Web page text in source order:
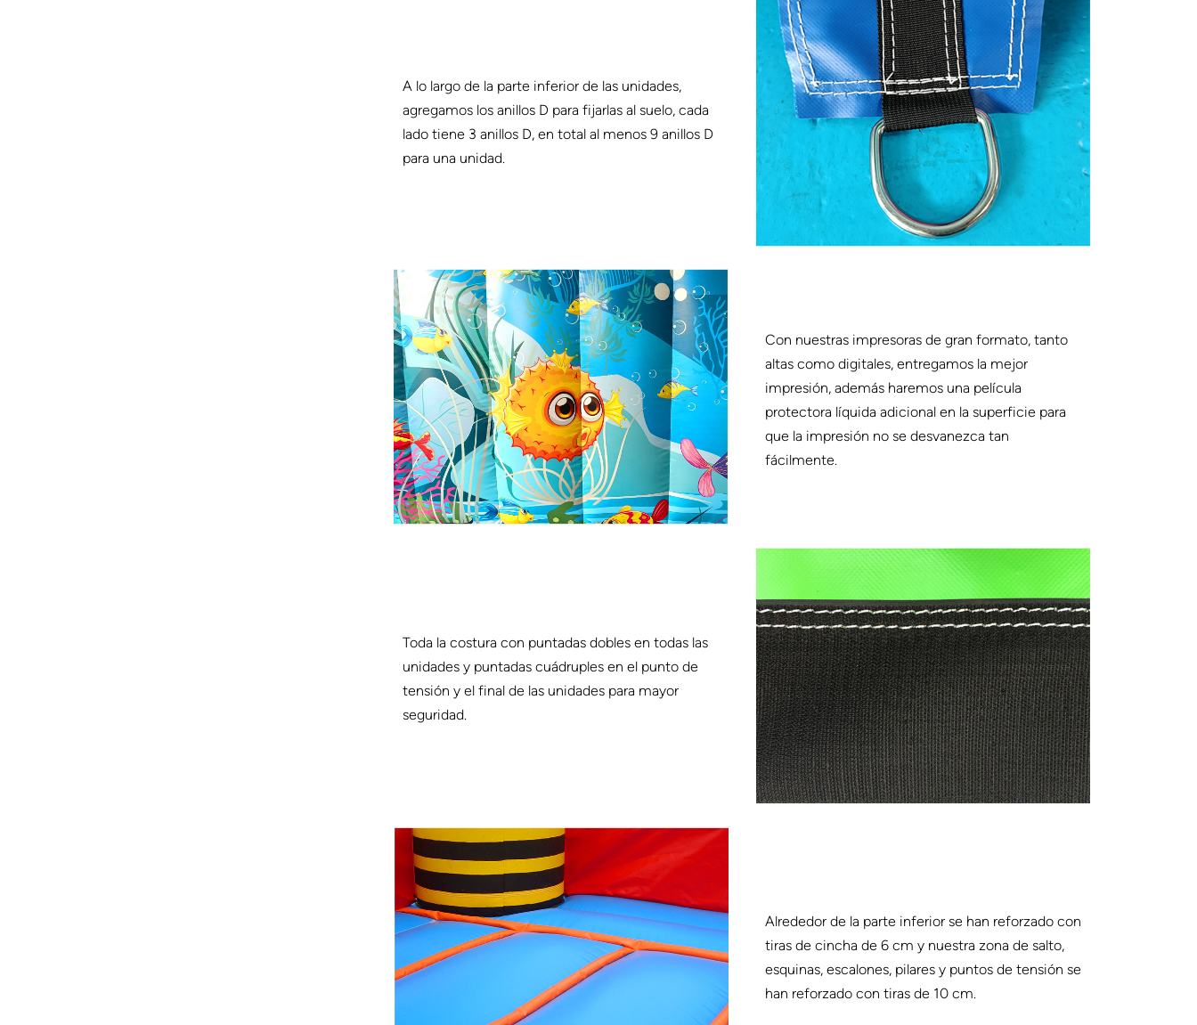
A lo largo de la parte inferior de las unidades,
agregamos los anillos D para fijarlas al suelo, cada
lado tiene 3 anillos D, en total al menos 9 anillos D
para una unidad.
Con nuestras impresoras de gran formato, tanto
altas como digitales, entregamos la mejor
impresión, además haremos una película
protectora líquida adicional en la superficie para
que la impresión no se desvanezca tan
fácilmente.
Toda la costura con puntadas dobles en todas las
unidades y puntadas cuádruples en el punto de
tensión y el final de las unidades para mayor
seguridad.
Alrededor de la parte inferior se han reforzado con
tiras de cincha de 6 cm y nuestra zona de salto,
esquinas, escalones, pilares y puntos de tensión se
han reforzado con tiras de 10 cm.